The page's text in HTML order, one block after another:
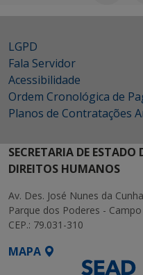
LGPD
Fala Servidor
Acessibilidade
Ordem Cronológica de
Planos de Contratações
SECRETARIA DE
DIREITOS HUMANOS
Av. Des. José Nunes da
Parque dos Poderes -
CEP.: 79.031-310
MAPA